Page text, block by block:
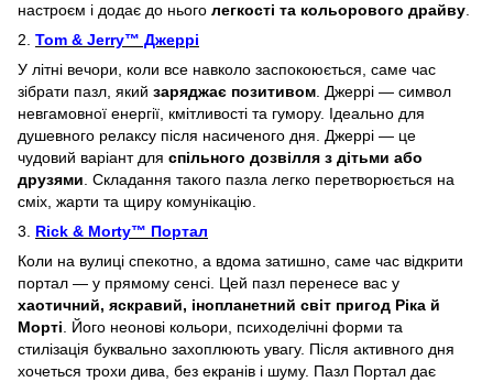
настроєм і додає до нього легкості та кольорового драйву.
2. Tom & Jerry™ Джеррі
У літні вечори, коли все навколо заспокоюється, саме час
зібрати пазл, який заряджає позитивом. Джеррі — символ
невгамовної енергії, кмітливості та гумору. Ідеально для
душевного релаксу після насиченого дня. Джеррі — це
чудовий варіант для спільного дозвілля з дітьми або
друзями. Складання такого пазла легко перетворюється на
сміх, жарти та щиру комунікацію.
3. Rick & Morty™ Портал
Коли на вулиці спекотно, а вдома затишно, саме час відкрити
портал — у прямому сенсі. Цей пазл перенесе вас у
хаотичний, яскравий, інопланетний світ пригод Ріка й
Морті. Його неонові кольори, психоделічні форми та
стилізація буквально захоплюють увагу. Після активного дня
хочеться трохи дива, без екранів і шуму. Пазл Портал дає